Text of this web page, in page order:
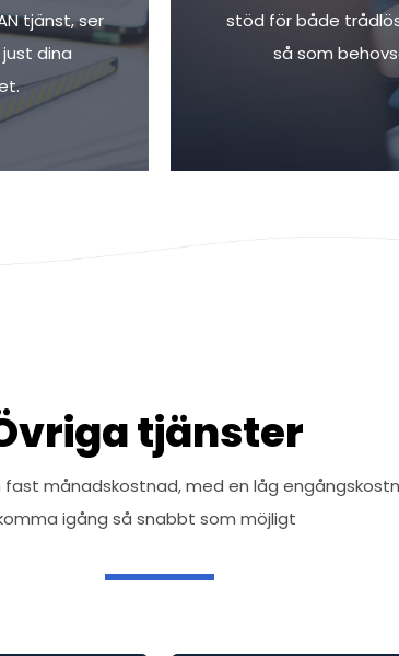
tjänst, ser
dina
stöd för både
så som
tjänster
fast månadskostnad, med en låg
igång så snabbt som möjligt